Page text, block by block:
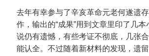
去年有幸参与了辛亥革命元老何遂遗
作，输出的“成果”用到文章里印了几
说仍有遗憾，有些考证不彻底，几张
能认全。不过随着新材料的发现，遗